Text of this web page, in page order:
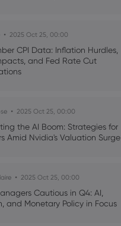
2025 Oct 25, 00:00
CPI Data: Inflation Hurdles,
and Fed Rate Cut
2025 Oct 25, 00:00
the AI Boom: Strategies for
Amid Nvidia's Valuation Surge
2025 Oct 25, 00:00
Cautious in Q4: AI,
and Monetary Policy in Focus